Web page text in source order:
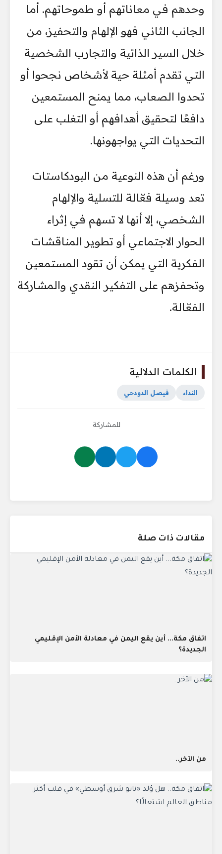
وحدهم في معاناتهم أو طموحاتهم. أما
الجانب الثاني فهو الإلهام والتحفيز، من
خلال السير الذاتية والتجارب الشخصية
التي تقدم أمثلة حية لأشخاص نجحوا أو
تحدوا الصعاب، مما يمنح المستمعين
دافعًا لتحقيق أهدافهم أو التغلب على
التحديات التي يواجهونها.
ورغم أن هذه النوعية من البودكاستات
تعد وسيلة فعّالة للتسلية والإلهام
الشخصي، إلا أنها لا تسهم في إثراء
الحوار الاجتماعي أو تطوير المناقشات
الفكرية التي يمكن أن تقود المستمعين
وتحفزهم على التفكير النقدي والمشاركة
الفعّالة.
الكلمات الدلالية
النداء فيصل الدودحي
للمشاركة
مقالات ذات صلة
اتفاق مكة... أين يقع اليمن في معادلة الأمن الإقليمي
الجديدة؟
من الآخر..